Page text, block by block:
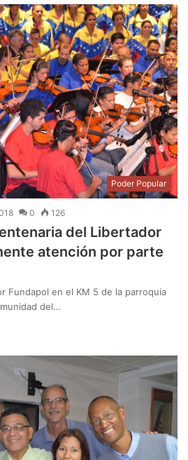
Poder Popular
0 126
del Libertador
atención por parte
Fundapol en el KM 5 de la parroquia
del…